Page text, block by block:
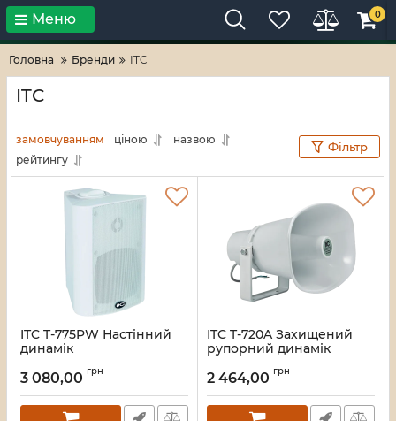
Тільки високі технології! RV-ZAFT
Меню 0
Головна Бренди ITC
ITC
замовчуванням ціною
назвою
рейтингу
Фільтр
ITC T-775PW Настінний
динамік
3 080,00 грн
ITC T-720A Захищений
рупорний динамік
2 464,00 грн